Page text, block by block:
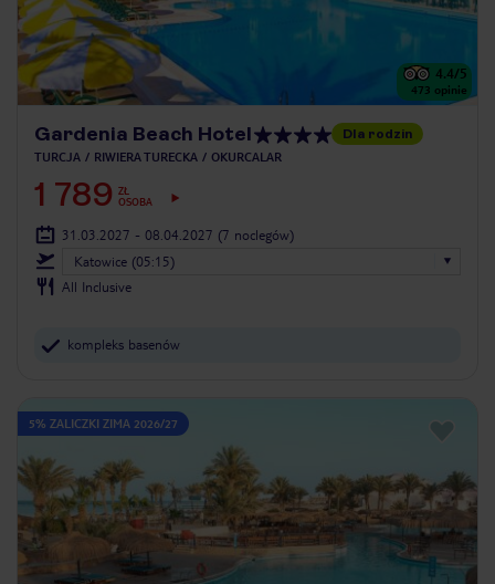
4.4/5
473 opinie
Gardenia Beach Hotel Dla rodzin
TURCJA RIWIERA TURECKA OKURCALAR
1 789 ZŁ
OSOBA
31.03.2027 - 08.04.2027 (7 noclegów)
Katowice (05:15)
All Inclusive
kompleks basenów
5% ZALICZKI ZIMA 2026/27